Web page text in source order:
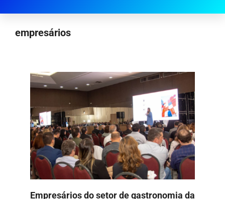
empresários
Empresários do setor de gastronomia da